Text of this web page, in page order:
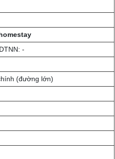
DTNN: -
(đường lớn)